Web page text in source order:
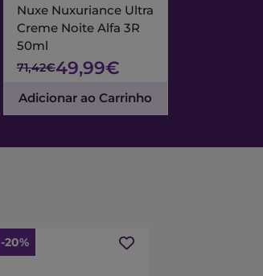
Nuxe Nuxuriance Ultra
Creme Noite Alfa 3R
50ml
71,42€49,99€
Adicionar ao Carrinho
-20%